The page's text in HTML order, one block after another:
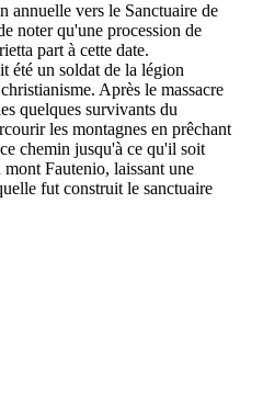
annuelle vers le Sanctuaire de
noter qu'une procession de
part à cette date.
été un soldat de la légion
Après le massacre
quelques survivants du
les montagnes en prêchant
chemin jusqu'à ce qu'il soit
Fautenio, laissant une
fut construit le sanctuaire